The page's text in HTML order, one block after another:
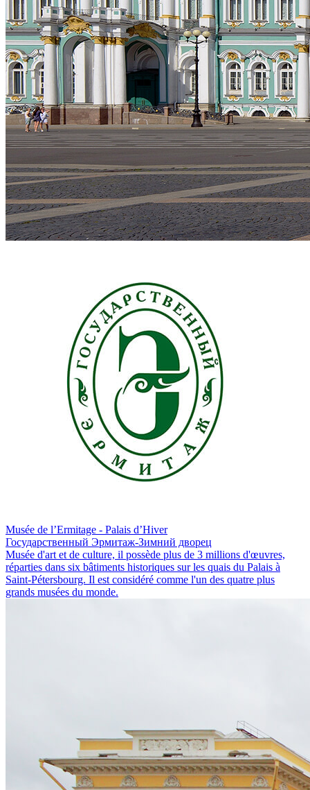
Musée de l’Ermitage - Palais d’Hiver
Государственный Эрмитаж-Зимний дворец
Musée d'art et de culture, il possède plus de 3 millions d'œuvres,
réparties dans six bâtiments historiques sur les quais du Palais à
Saint-Pétersbourg. Il est considéré comme l'un des quatre plus
grands musées du monde.